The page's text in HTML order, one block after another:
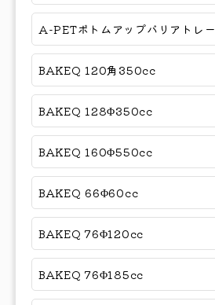
A-PETボトムアップバリアトレー
BAKEQ 120角350cc
BAKEQ 128Φ350cc
BAKEQ 160Φ550cc
BAKEQ 66Φ60cc
BAKEQ 76Φ120cc
BAKEQ 76Φ185cc